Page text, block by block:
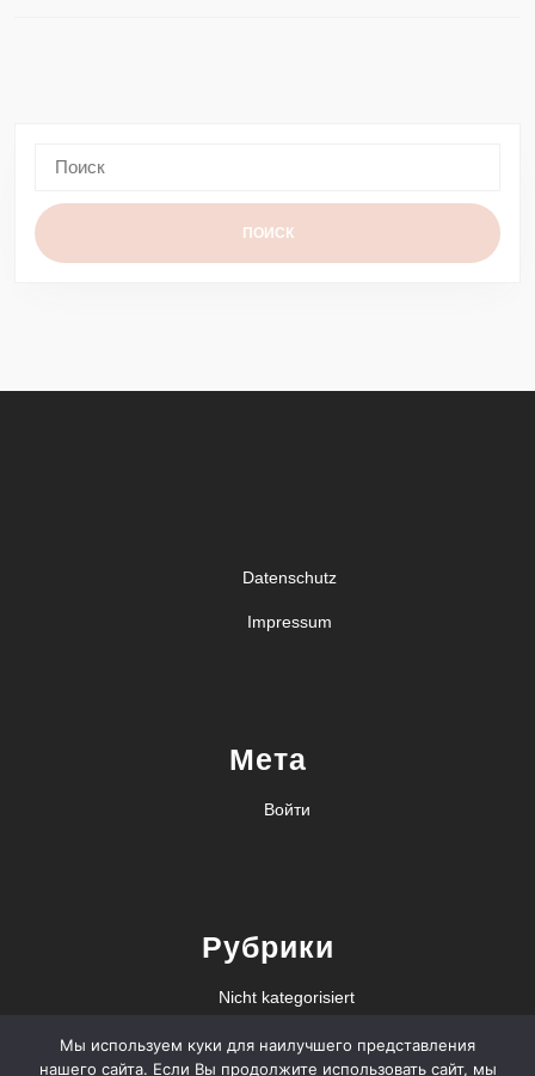
Datenschutz
Impressum
Мета
Войти
Рубрики
Nicht kategorisiert
Мы используем куки для наилучшего представления
нашего сайта. Если Вы продолжите использовать сайт, мы